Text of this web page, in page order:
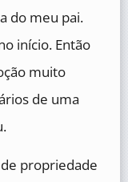
do meu pai.
início. Então
muito
de uma
propriedade